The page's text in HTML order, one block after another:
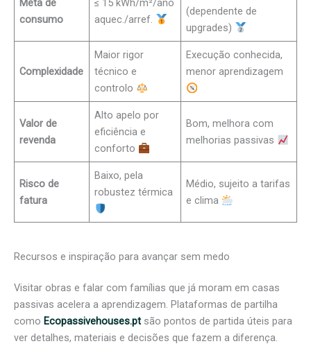
Meta de
consumo
≤ 15 kWh/m²/ano
aquec./arref.
(dependente de
upgrades)
Complexidade
Maior rigor
técnico e
controlo
Execução conhecida,
menor aprendizagem
Valor de
revenda
Alto apelo por
eficiência e
conforto
Bom, melhora com
melhorias passivas
Risco de
fatura
Baixo, pela
robustez térmica
Médio, sujeito a tarifas
e clima
Recursos e inspiração para avançar sem medo
Visitar obras e falar com famílias que já moram em casas
passivas acelera a aprendizagem. Plataformas de partilha
como Ecopassivehouses.ptsão pontos de partida úteis para
ver detalhes, materiais e decisões que fazem a diferença.